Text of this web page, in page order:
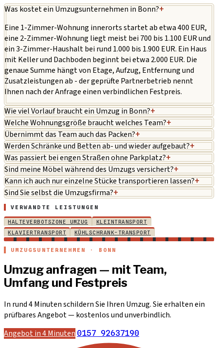
Was kostet ein Umzugsunternehmen in Bonn?+
Eine 1-Zimmer-Wohnung innerorts startet ab etwa 400 EUR,
eine 2-Zimmer-Wohnung liegt meist bei 700 bis 1.100 EUR und
ein 3-Zimmer-Haushalt bei rund 1.000 bis 1.900 EUR. Ein Haus
mit Keller und Dachboden beginnt bei etwa 2.000 EUR. Die
genaue Summe hängt von Etage, Aufzug, Entfernung und
Zusatzleistungen ab - der geprüfte Partnerbetrieb nennt
Ihnen nach der Anfrage einen verbindlichen Festpreis.
Wie viel Vorlauf braucht ein Umzug in Bonn?+
Welche Wohnungsgröße braucht welches Team?+
Übernimmt das Team auch das Packen?+
Werden Schränke und Betten ab- und wieder aufgebaut?+
Was passiert bei engen Straßen ohne Parkplatz?+
Sind meine Möbel während des Umzugs versichert?+
Kann ich auch nur einzelne Stücke transportieren lassen?+
Sind Sie selbst die Umzugsfirma?+
VERWANDTE LEISTUNGEN
HALTEVERBOTSZONE UMZUG
KLEINTRANSPORT
KLAVIERTRANSPORT
KÜHLSCHRANK-TRANSPORT
UMZUGSUNTERNEHMEN · BONN
Umzug anfragen — mit Team,
Umfang und Festpreis
In rund 4 Minuten schildern Sie Ihren Umzug. Sie erhalten ein
prüfbares Angebot — kostenlos und unverbindlich.
Angebot in 4 Minuten 0157 92637190